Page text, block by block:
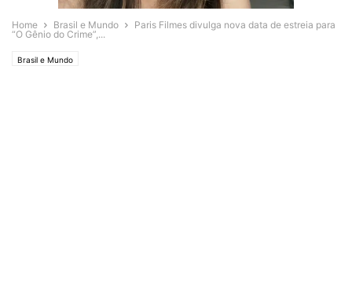
Home Brasil e Mundo
Paris Filmes divulga nova data de estreia para
“O Gênio do Crime”,...
Brasil e Mundo